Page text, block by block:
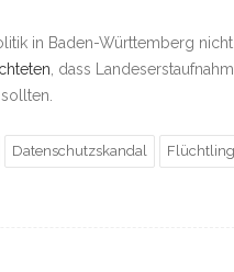
in Baden-Württemberg
, dass
Datenschutzskandal